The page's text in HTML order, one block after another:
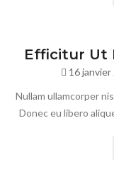
Efficitur Ut
16 janvier
Nullam ullamcorper
Donec eu libero